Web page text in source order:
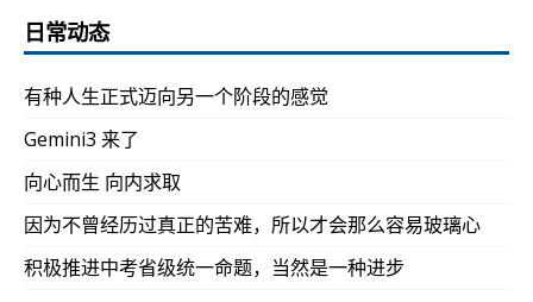
日常动态
有种人生正式迈向另一个阶段的感觉
Gemini3 来了
向心而生 向内求取
因为不曾经历过真正的苦难，所以才会那么容易玻璃心
积极推进中考省级统一命题，当然是一种进步